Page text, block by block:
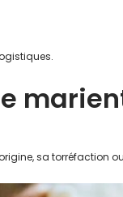
sa torréfaction